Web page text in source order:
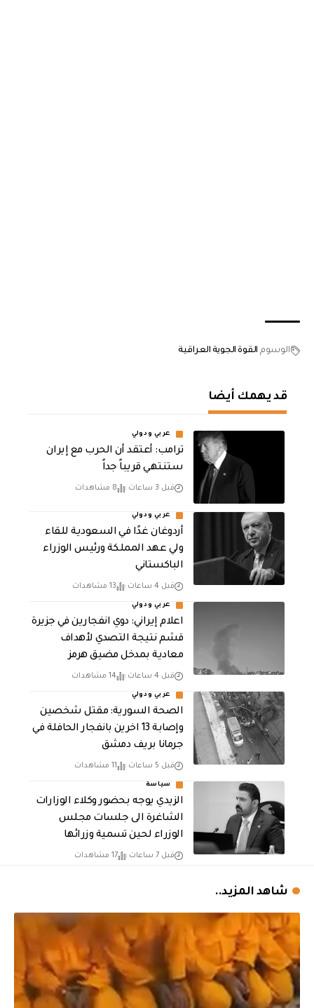
الوسوم القوة الجوية العراقية
قد يهمك أيضا
عربي ودولي
‏ترامب: أعتقد أن الحرب مع إيران
ستنتهي قريباً جداً
قبل 3 ساعات 8 مشاهدات
عربي ودولي
أردوغان غدًا في السعودية للقاء
ولي عهد المملكة ورئيس الوزراء
الباكستاني
قبل 4 ساعات 13 مشاهدات
عربي ودولي
اعلام إيراني: دوي انفجارين في جزيرة
قشم نتيجة التصدي لأهداف
معادية بمدخل مضيق هرمز
قبل 4 ساعات 14 مشاهدات
عربي ودولي
الصحة السورية: مقتل شخصين
وإصابة 13 اخرين بانفجار الحافلة في
جرمانا بريف دمشق
قبل 5 ساعات 11 مشاهدات
سياسة
الزيدي يوجه بحضور وكلاء الوزارات
الشاغرة الى جلسات مجلس
الوزراء لحين تسمية وزرائها
قبل 7 ساعات 17 مشاهدات
شاهد المزيد..